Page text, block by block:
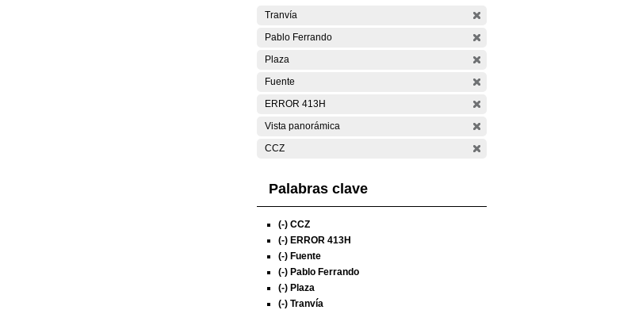
Tranvía
Pablo Ferrando
Plaza
Fuente
ERROR 413H
Vista panorámica
CCZ
Palabras clave
(-) CCZ
(-) ERROR 413H
(-) Fuente
(-) Pablo Ferrando
(-) Plaza
(-) Tranvía